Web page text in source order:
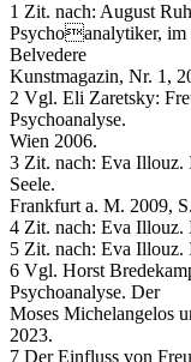
1 Zit. nach: August
Psychoanalytiker, im
Belvedere
Kunstmagazin, Nr. 1,
2 Vgl. Eli Zaretsky:
Psychoanalyse.
Wien 2006.
3 Zit. nach: Eva Illouz.
Seele.
Frankfurt a. M. 2009,
4 Zit. nach: Eva Illouz.
5 Zit. nach: Eva
6 Vgl. Horst
Psychoanalyse. Der
Moses Michelangelos
2023.
7 Der Einfluss von